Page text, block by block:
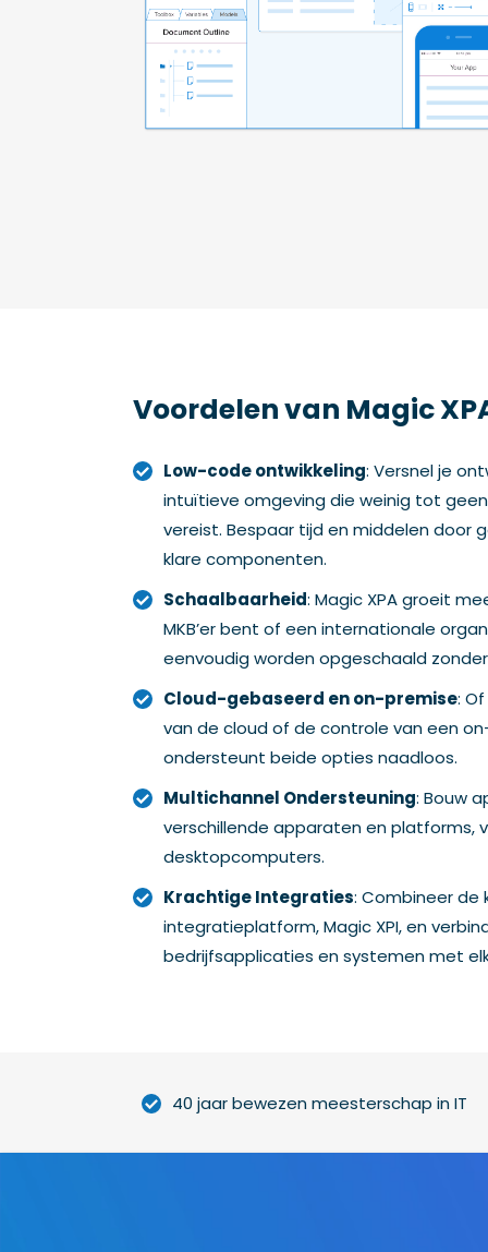
Voordelen van Magic
Low-code ontwikkeling: Versnel je
intuïtieve omgeving die weinig tot
vereist. Bespaar tijd en middelen door
klare componenten.
Schaalbaarheid: Magic XPA groeit
MKB’er bent of een internationale
eenvoudig worden opgeschaald
Cloud-gebaseerd en on-premise:
van de cloud of de controle van een
ondersteunt beide opties naadloos.
Multichannel Ondersteuning: Bouw
verschillende apparaten en platforms,
desktopcomputers.
Krachtige Integraties: Combineer de
integratieplatform, Magic XPI, en
bedrijfsapplicaties en systemen met
40 jaar bewezen meesterschap in IT